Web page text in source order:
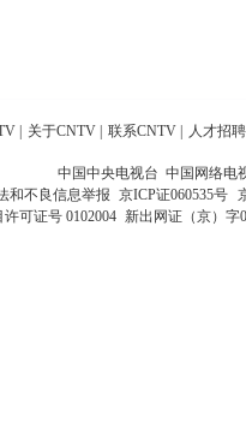
关于CNTV 联系CNTV 人才招聘
中国中央电视台 中国网络电
和不良信息举报 京ICP证060535号
可证号 0102004 新出网证（京）